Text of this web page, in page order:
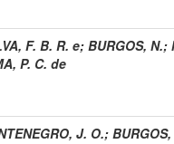
F. B. R. e; BURGOS, N.;
P. C. de
J. O.; BURGOS,